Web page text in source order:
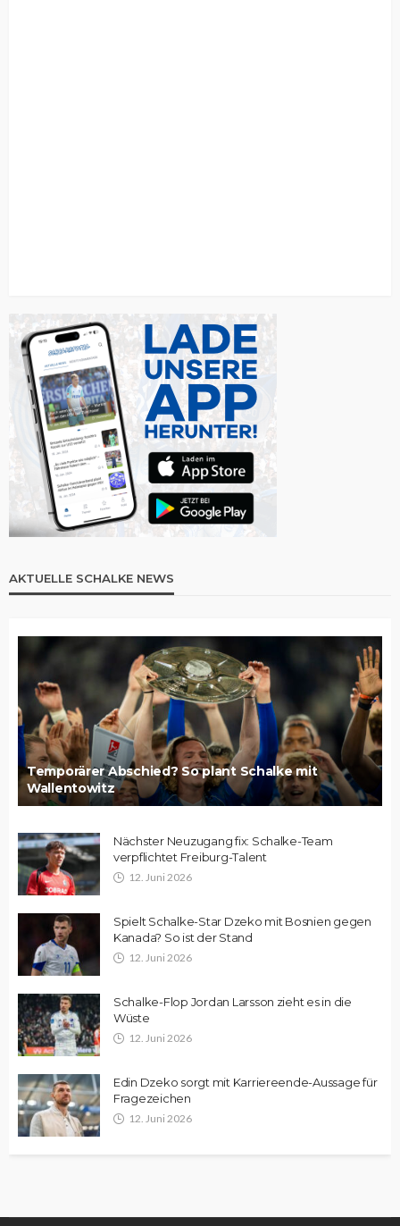
AKTUELLE SCHALKE NEWS
Temporärer Abschied? So plant Schalke mit
Wallentowitz
Nächster Neuzugang fix: Schalke-Team
verpflichtet Freiburg-Talent
12. Juni 2026
Spielt Schalke-Star Dzeko mit Bosnien gegen
Kanada? So ist der Stand
12. Juni 2026
Schalke-Flop Jordan Larsson zieht es in die
Wüste
12. Juni 2026
Edin Dzeko sorgt mit Karriereende-Aussage für
Fragezeichen
12. Juni 2026